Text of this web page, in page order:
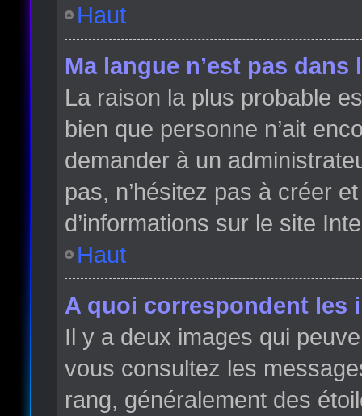
Haut
Ma langue n’est pas dans
La raison la plus probable
bien que personne n’ait
demander à un
pas, n’hésitez pas à créer
d’informations sur le site
Haut
A quoi correspondent les
Il y a deux images qui
vous consultez les
rang, généralement des